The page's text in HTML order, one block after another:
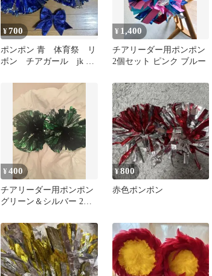
¥700
ポンポン 青 体育祭 リ
ボン チアガール jk 学
¥ 1,400
チアリーダー用ポンポン
2個セット ピンク ブルー
¥400
チアリーダー用ポンポン
グリーン＆シルバー 2個
¥800
赤色ポンポン